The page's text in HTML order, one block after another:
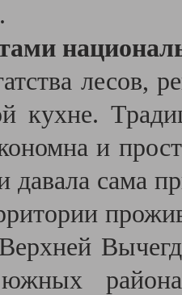
лесов,
кухне.
и
давала сама